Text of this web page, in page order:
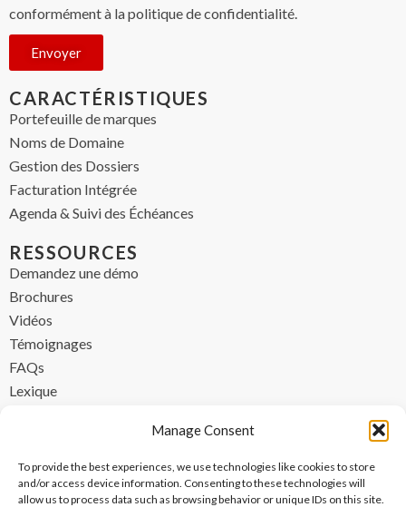
Manage Consent
To provide the best experiences, we use technologies like cookies to store
and/or access device information. Consenting to these technologies will
allow us to process data such as browsing behavior or unique IDs on this site.
CARACTÉRISTIQUES
Portefeuille de marques
Noms de Domaine
Gestion des Dossiers
Facturation Intégrée
Agenda & Suivi des Échéances
conformément à la politique de confidentialité.
Envoyer
RESSOURCES
Demandez une démo
Brochures
Vidéos
Témoignages
FAQs
Lexique
FR +33 (0) 1 84 17 45 32
UK +44 (0) 203 445 0535